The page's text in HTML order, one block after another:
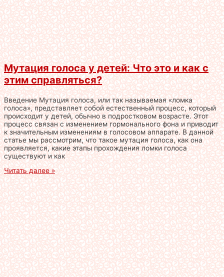
Мутация голоса у детей: Что это и как с
этим справляться?
Введение Мутация голоса, или так называемая «ломка
голоса», представляет собой естественный процесс, который
происходит у детей, обычно в подростковом возрасте. Этот
процесс связан с изменением гормонального фона и приводит
к значительным изменениям в голосовом аппарате. В данной
статье мы рассмотрим, что такое мутация голоса, как она
проявляется, какие этапы прохождения ломки голоса
существуют и как
Читать далее »